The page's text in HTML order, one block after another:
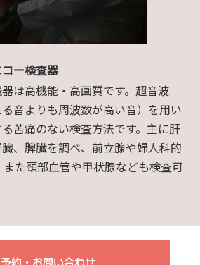
ー検査器
は高機能・高画質です。超音波
る音よりも周波数が高い音）を用い
苦痛のない検査方法です。主に肝
、脾臓を調べ、前立腺や婦人科的
た頸部血管や甲状腺なども検査可